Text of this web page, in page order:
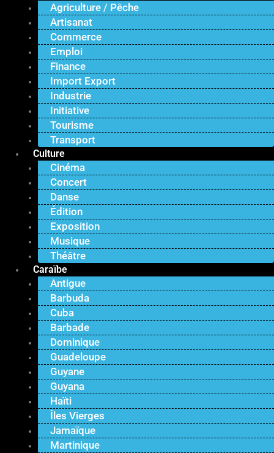
Agriculture / Pêche
Artisanat
Commerce
Emploi
Finance
Import Export
Industrie
Initiative
Tourisme
Transport
Culture
Cinéma
Concert
Danse
Édition
Exposition
Musique
Théâtre
Caraïbe
Antigue
Barbuda
Cuba
Barbade
Dominique
Guadeloupe
Guyane
Guyana
Haïti
Îles Vierges
Jamaïque
Martinique